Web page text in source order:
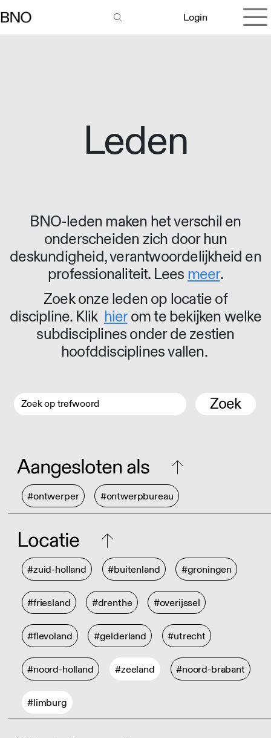
Login
Leden
BNO-leden maken het verschil en
onderscheiden zich door hun
deskundigheid, verantwoordelijkheid en
professionaliteit. Lees meer.
Zoek onze leden op locatie of
discipline. Klik hierom te bekijken welke
subdisciplines onder de zestien
hoofddisciplines vallen.
Zoek
Aangesloten als
#ontwerper #ontwerpbureau
Locatie
#zuid-holland #buitenland #groningen
#friesland #drenthe #overijssel
#flevoland #gelderland #utrecht
#noord-holland #zeeland #noord-brabant
#limburg